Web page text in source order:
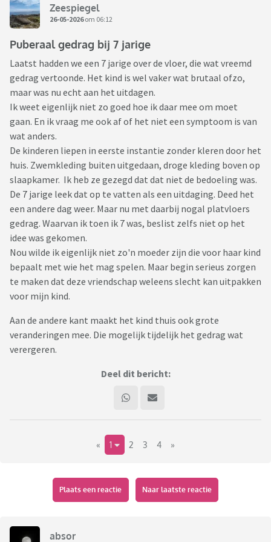
Zeespiegel
26-05-2026om 06:12
Puberaal gedrag bij 7 jarige
Laatst hadden we een 7 jarige over de vloer, die wat vreemd
gedrag vertoonde. Het kind is wel vaker wat brutaal ofzo,
maar was nu echt aan het uitdagen.
Ik weet eigenlijk niet zo goed hoe ik daar mee om moet
gaan. En ik vraag me ook af of het niet een symptoom is van
wat anders.
De kinderen liepen in eerste instantie zonder kleren door het
huis. Zwemkleding buiten uitgedaan, droge kleding boven op
slaapkamer. Ik heb ze gezegd dat dat niet de bedoeling was.
De 7 jarige leek dat op te vatten als een uitdaging. Deed het
een andere dag weer. Maar nu met daarbij nogal platvloers
gedrag. Waarvan ik toen ik 7 was, beslist zelfs niet op het
idee was gekomen.
Nou wilde ik eigenlijk niet zo'n moeder zijn die voor haar kind
bepaalt met wie het mag spelen. Maar begin serieus zorgen
te maken dat deze vriendschap weleens slecht kan uitpakken
voor mijn kind.
Aan de andere kant maakt het kind thuis ook grote
veranderingen mee. Die mogelijk tijdelijk het gedrag wat
verergeren.
Deel dit bericht:
« 1 2 3 4 »
Plaats een reactie Naar laatste reactie
absor